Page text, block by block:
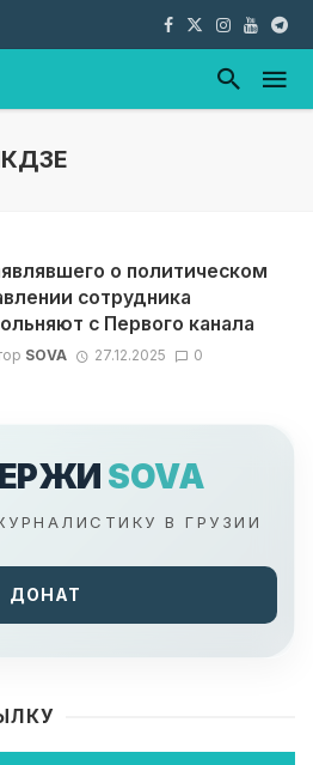
о политическом
сотрудника
с Первого канала
SOVA 27.12.2025 0
SOVA
В ГРУЗИИ
ДОНАТ